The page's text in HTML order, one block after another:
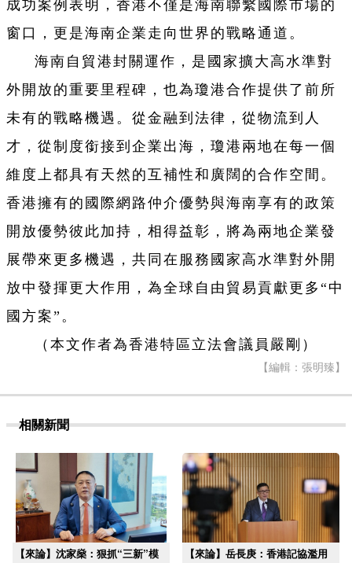
成功案例表明，香港不僅是海南聯繫國際市場的
窗口，更是海南企業走向世界的戰略通道。
海南自貿港封關運作，是國家擴大高水準對
外開放的重要里程碑，也為瓊港合作提供了前所
未有的戰略機遇。從金融到法律，從物流到人
才，從制度銜接到企業出海，瓊港兩地在每一個
維度上都具有天然的互補性和廣闊的合作空間。
香港擁有的國際網路仲介優勢與海南享有的政策
開放優勢彼此加持，相得益彰，將為兩地企業發
展帶來更多機遇，共同在服務國家高水準對外開
放中發揮更大作用，為全球自由貿易貢獻更多“中
國方案”。
（本文作者為香港特區立法會議員嚴剛）
【編輯：張明臻】
相關新聞
【來論】沈家燊：狠抓“三新”模
【來論】岳長庚：香港記協濫用